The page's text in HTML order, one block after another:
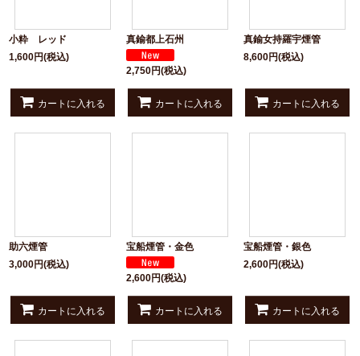
小粋 レッド
1,600円(税込)
カートに入れる
真鍮都上石州
2,750円(税込)
カートに入れる
真鍮女持羅宇煙管
8,600円(税込)
カートに入れる
助六煙管
3,000円(税込)
カートに入れる
宝船煙管・金色
2,600円(税込)
カートに入れる
宝船煙管・銀色
2,600円(税込)
カートに入れる